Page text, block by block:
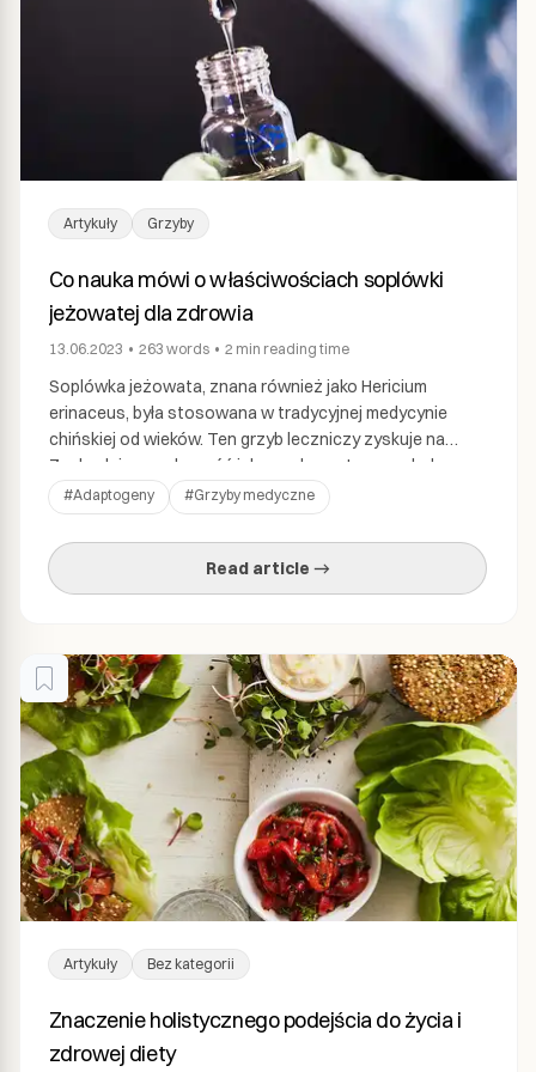
Artykuły Grzyby
Co nauka mówi o właściwościach soplówki
jeżowatej dla zdrowia
13.06.2023 • 263 words • 2 min reading time
Soplówka jeżowata, znana również jako Hericium
erinaceus, była stosowana w tradycyjnej medycynie
chińskiej od wieków. Ten grzyb leczniczy zyskuje na
Zachodzie popularność jako suplement ze względu na
jego potencjalne korzyści zdrowotne. Soplówka
jeżowata zawiera szereg związków bioaktywnych, w tym
polisacharydy, hericenony i erinacyny, które uważa się za
odpowiedzialne za jego działanie prozdrowotne. Badania
wykazały, że […]
#Adaptogeny #Grzyby medyczne
Read article →
Artykuły Bez kategorii
Znaczenie holistycznego podejścia do życia i
zdrowej diety